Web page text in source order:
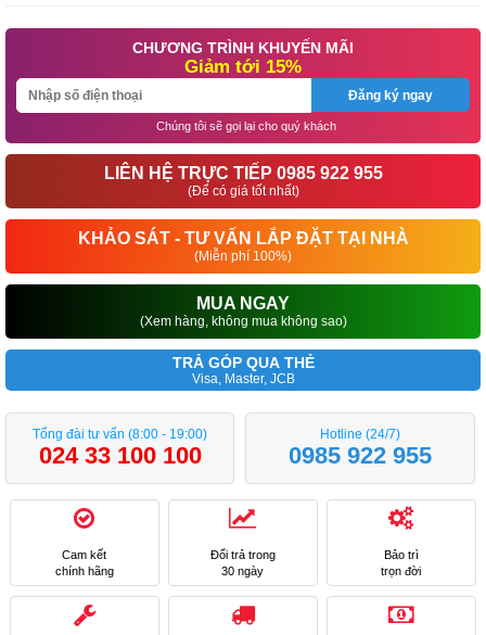
CHƯƠNG TRÌNH KHUYẾN MÃI
Giảm tới 15%
Đăng ký ngay
Chúng tôi sẽ gọi lại cho quý khách
LIÊN HỆ TRỰC TIẾP 0985 922 955
(Để có giá tốt nhất)
KHẢO SÁT - TƯ VẤN LẮP ĐẶT TẠI NHÀ
(Miễn phí 100%)
MUA NGAY
(Xem hàng, không mua không sao)
TRẢ GÓP QUA THẺ
Visa, Master, JCB
Tổng đài tư vấn (8:00 - 19:00)
024 33 100 100
Hotline (24/7)
0985 922 955
Cam kết
chính hãng
Đổi trả trong
30 ngày
Bảo trì
trọn đời